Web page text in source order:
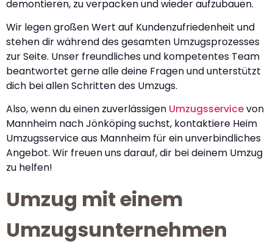
demontieren, zu verpacken und wieder aufzubauen.
Wir legen großen Wert auf Kundenzufriedenheit und
stehen dir während des gesamten Umzugsprozesses
zur Seite. Unser freundliches und kompetentes Team
beantwortet gerne alle deine Fragen und unterstützt
dich bei allen Schritten des Umzugs.
Also, wenn du einen zuverlässigen Umzugsservicevon
Mannheim nach Jönköping suchst, kontaktiere Heim
Umzugsservice aus Mannheim für ein unverbindliches
Angebot. Wir freuen uns darauf, dir bei deinem Umzug
zu helfen!
Umzug mit einem
Umzugsunternehmen